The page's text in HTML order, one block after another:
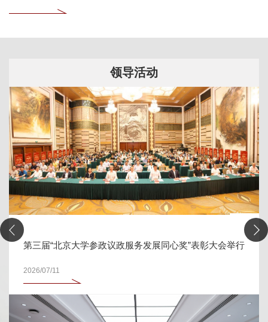
持续探索和深刻见解。
领导活动
第三届“北京大学参政议政服务发展同心奖”表彰大会举行
2026/07/11